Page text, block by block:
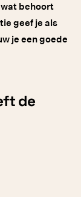
behoort
geef je als
je een goede
de